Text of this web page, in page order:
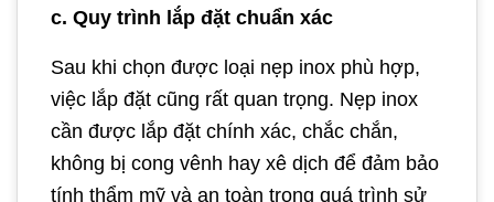
c. Quy trình lắp đặt chuẩn xác
Sau khi chọn được loại nẹp inox phù hợp,
việc lắp đặt cũng rất quan trọng. Nẹp inox
cần được lắp đặt chính xác, chắc chắn,
không bị cong vênh hay xê dịch để đảm bảo
tính thẩm mỹ và an toàn trong quá trình sử